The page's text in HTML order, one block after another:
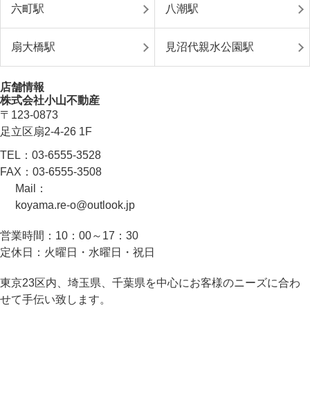
六町駅 八潮駅
扇大橋駅 見沼代親水公園駅
店舗情報
株式会社小山不動産
〒123-0873
足立区扇2-4-26 1F
TEL： 03-6555-3528
FAX： 03-6555-3508
Mail：
koyama.re-o@outlook.jp
営業時間： 10：00～17：30
定休日： 火曜日・水曜日・祝日
東京23区内、埼玉県、千葉県を中心にお客様のニーズに合わ
せて手伝い致します。